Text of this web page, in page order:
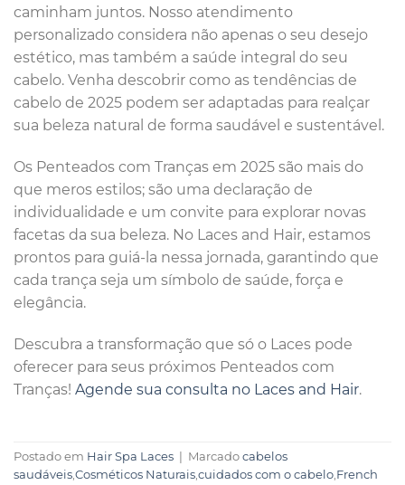
caminham juntos. Nosso atendimento
personalizado considera não apenas o seu desejo
estético, mas também a saúde integral do seu
cabelo. Venha descobrir como as tendências de
cabelo de 2025 podem ser adaptadas para realçar
sua beleza natural de forma saudável e sustentável.
Os Penteados com Tranças em 2025 são mais do
que meros estilos; são uma declaração de
individualidade e um convite para explorar novas
facetas da sua beleza. No Laces and Hair, estamos
prontos para guiá-la nessa jornada, garantindo que
cada trança seja um símbolo de saúde, força e
elegância.
Descubra a transformação que só o Laces pode
oferecer para seus próximos Penteados com
Tranças! Agende sua consulta no Laces and Hair.
Postado em Hair Spa Laces Marcado cabelos
saudáveis,Cosméticos Naturais,cuidados com o cabelo,French